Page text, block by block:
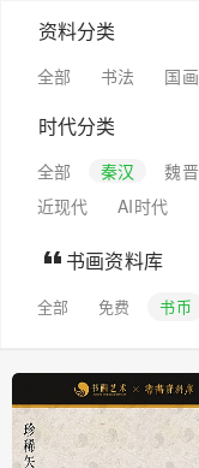
资料分类
全部 书法 国画
时代分类
全部 秦汉 魏晋
近现代
AI时代
书画资料库
全部 免费 书币